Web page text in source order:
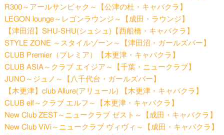
R300～アールサンビャク～【公津の杜・キャバクラ】
LEGON lounge～レゴンラウンジ～【成田・ラウンジ】
【津田沼】SHU-SHU(シュシュ)【西船橋・キャバクラ】
STYLE ZONE ～スタイルゾーン～【津田沼・ガールズバー】
CLUB Premier（プレミア）【木更津・キャバクラ】
CLUB ASIA～クラブ エイジア～【千葉・ニュークラブ】
JUNO～ジュノ～【八千代台・ガールズバー】
【木更津】club Allure(アリュール) 【木更津・キャバクラ】
CLUB elf～クラブ エルフ～【木更津・キャバクラ】
New Club ZEST～ニュークラブ ゼスト～【成田・キャバクラ】
New Club ViVi～ニュークラブ ヴィヴィ～【成田・キャバクラ】